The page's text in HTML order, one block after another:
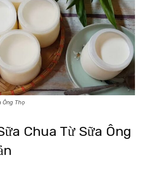
Ông Thọ
Chua Từ Sữa Ông